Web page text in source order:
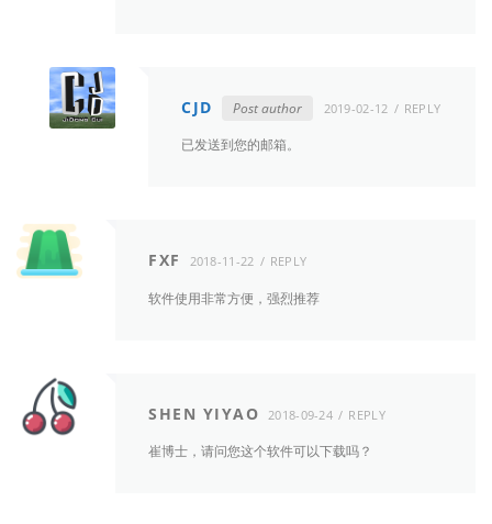
CJD Post author 2019-02-12 REPLY
已发送到您的邮箱。
FXF 2018-11-22 REPLY
软件使用非常方便，强烈推荐
SHEN YIYAO 2018-09-24 REPLY
崔博士，请问您这个软件可以下载吗？